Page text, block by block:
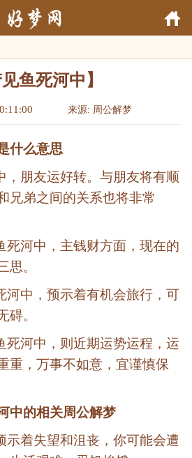
见鱼死河中】
来源: 周公解梦
什么意思
，朋友运好转。与朋友将有顺
兄弟之间的关系也将非常
死河中，主钱财方面，现在的
思。
河中，预示着有机会旅行，可
碍。
死河中，则近期运势运程，运
重，万事不如意，宜谨慎保
中的相关周公解梦
示着失望和沮丧，你可能会遭